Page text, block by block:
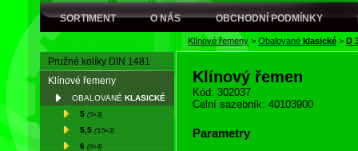
SORTIMENT O NÁS OBCHODNÍ PODMÍNKY
Klínové řemeny > Obalované klasické > D
Pružné kolíky DIN 1481
Klínové řemeny
OBALOVANÉ KLASICKÉ
5 (5×3)
5,5 (5,5×3)
6 (6×4)
Klínový řemen
Kód: 302037
Celní sazebník: 40103900
Parametry